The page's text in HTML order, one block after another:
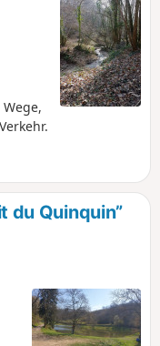
du Quinquin”